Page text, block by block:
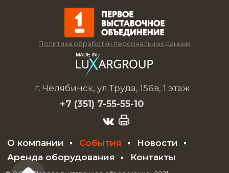
Политика обработки персональных данных
г. Челябинск, ул.Труда, 156в, 1 этаж
+7 (351) 7-55-55-10
О компании События
Новости
Аренда оборудования
Контакты